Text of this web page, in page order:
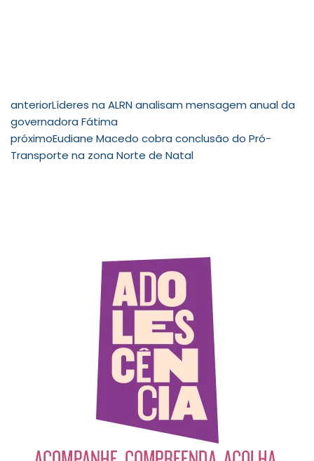
anteriorLíderes na ALRN analisam mensagem anual da
governadora Fátima
próximoEudiane Macedo cobra conclusão do Pró-
Transporte na zona Norte de Natal